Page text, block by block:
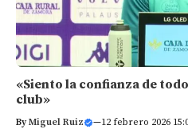
«Siento la confianza de
club»
ByMiguel Ruiz —12 febrero 2026